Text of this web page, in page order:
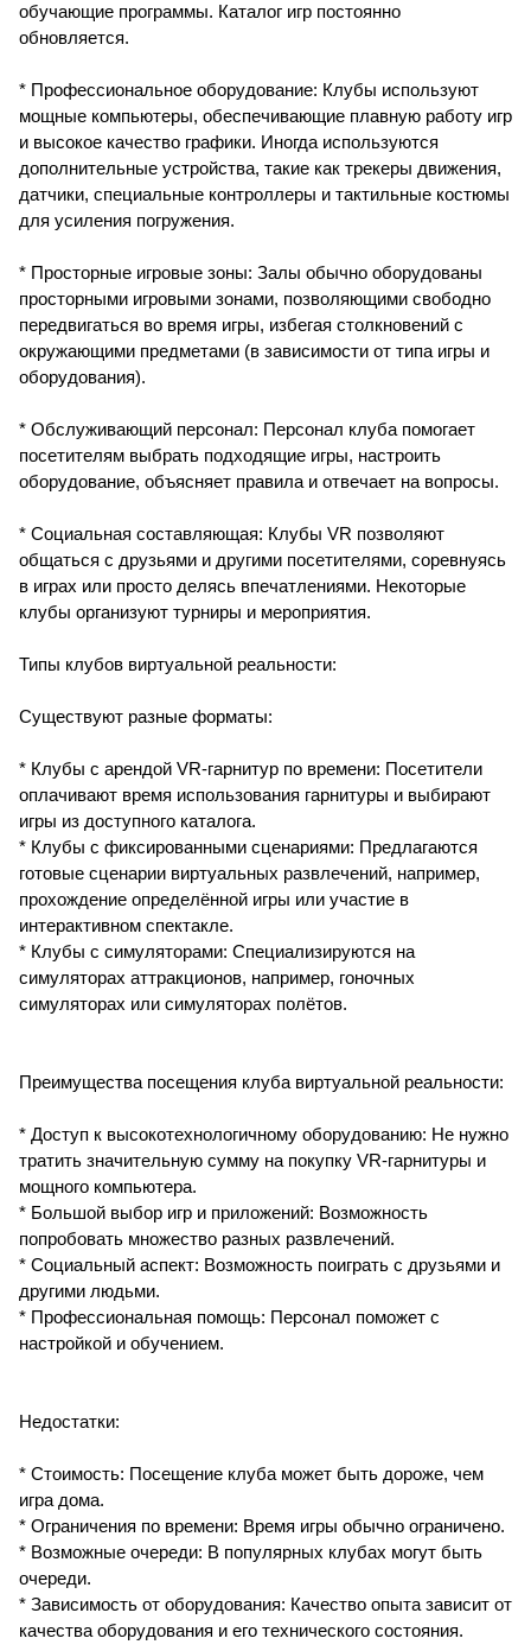
обучающие программы. Каталог игр постоянно
обновляется.
* Профессиональное оборудование: Клубы используют
мощные компьютеры, обеспечивающие плавную работу игр
и высокое качество графики. Иногда используются
дополнительные устройства, такие как трекеры движения,
датчики, специальные контроллеры и тактильные костюмы
для усиления погружения.
* Просторные игровые зоны: Залы обычно оборудованы
просторными игровыми зонами, позволяющими свободно
передвигаться во время игры, избегая столкновений с
окружающими предметами (в зависимости от типа игры и
оборудования).
* Обслуживающий персонал: Персонал клуба помогает
посетителям выбрать подходящие игры, настроить
оборудование, объясняет правила и отвечает на вопросы.
* Социальная составляющая: Клубы VR позволяют
общаться с друзьями и другими посетителями, соревнуясь
в играх или просто делясь впечатлениями. Некоторые
клубы организуют турниры и мероприятия.
Типы клубов виртуальной реальности:
Существуют разные форматы:
* Клубы с арендой VR-гарнитур по времени: Посетители
оплачивают время использования гарнитуры и выбирают
игры из доступного каталога.
* Клубы с фиксированными сценариями: Предлагаются
готовые сценарии виртуальных развлечений, например,
прохождение определённой игры или участие в
интерактивном спектакле.
* Клубы с симуляторами: Специализируются на
симуляторах аттракционов, например, гоночных
симуляторах или симуляторах полётов.
Преимущества посещения клуба виртуальной реальности:
* Доступ к высокотехнологичному оборудованию: Не нужно
тратить значительную сумму на покупку VR-гарнитуры и
мощного компьютера.
* Большой выбор игр и приложений: Возможность
попробовать множество разных развлечений.
* Социальный аспект: Возможность поиграть с друзьями и
другими людьми.
* Профессиональная помощь: Персонал поможет с
настройкой и обучением.
Недостатки:
* Стоимость: Посещение клуба может быть дороже, чем
игра дома.
* Ограничения по времени: Время игры обычно ограничено.
* Возможные очереди: В популярных клубах могут быть
очереди.
* Зависимость от оборудования: Качество опыта зависит от
качества оборудования и его технического состояния.